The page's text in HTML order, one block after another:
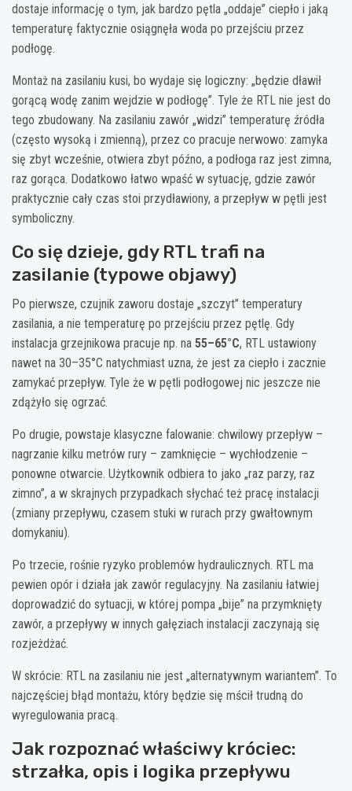
dostaje informację o tym, jak bardzo pętla „oddaje” ciepło i jaką
temperaturę faktycznie osiągnęła woda po przejściu przez
podłogę.
Montaż na zasilaniu kusi, bo wydaje się logiczny: „będzie dławił
gorącą wodę zanim wejdzie w podłogę”. Tyle że RTL nie jest do
tego zbudowany. Na zasilaniu zawór „widzi” temperaturę źródła
(często wysoką i zmienną), przez co pracuje nerwowo: zamyka
się zbyt wcześnie, otwiera zbyt późno, a podłoga raz jest zimna,
raz gorąca. Dodatkowo łatwo wpaść w sytuację, gdzie zawór
praktycznie cały czas stoi przydławiony, a przepływ w pętli jest
symboliczny.
Co się dzieje, gdy RTL trafi na
zasilanie (typowe objawy)
Po pierwsze, czujnik zaworu dostaje „szczyt” temperatury
zasilania, a nie temperaturę po przejściu przez pętlę. Gdy
instalacja grzejnikowa pracuje np. na 55–65°C, RTL ustawiony
nawet na 30–35°C natychmiast uzna, że jest za ciepło i zacznie
zamykać przepływ. Tyle że w pętli podłogowej nic jeszcze nie
zdążyło się ogrzać.
Po drugie, powstaje klasyczne falowanie: chwilowy przepływ –
nagrzanie kilku metrów rury – zamknięcie – wychłodzenie –
ponowne otwarcie. Użytkownik odbiera to jako „raz parzy, raz
zimno”, a w skrajnych przypadkach słychać też pracę instalacji
(zmiany przepływu, czasem stuki w rurach przy gwałtownym
domykaniu).
Po trzecie, rośnie ryzyko problemów hydraulicznych. RTL ma
pewien opór i działa jak zawór regulacyjny. Na zasilaniu łatwiej
doprowadzić do sytuacji, w której pompa „bije” na przymknięty
zawór, a przepływy w innych gałęziach instalacji zaczynają się
rozjeżdżać.
W skrócie: RTL na zasilaniu nie jest „alternatywnym wariantem”. To
najczęściej błąd montażu, który będzie się mścił trudną do
wyregulowania pracą.
Jak rozpoznać właściwy króciec:
strzałka, opis i logika przepływu